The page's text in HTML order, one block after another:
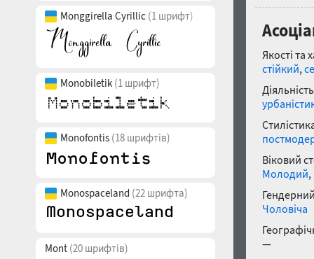
Monggirella Cyrillic (1 шрифт)
Monobiletik (1 шрифт)
Monofontis (18 шрифтів)
Monospaceland (22 шрифта)
Mont (20 шрифтів)
Якості та
стійкий,
Віковий
Молодий,
Чоловіча
—